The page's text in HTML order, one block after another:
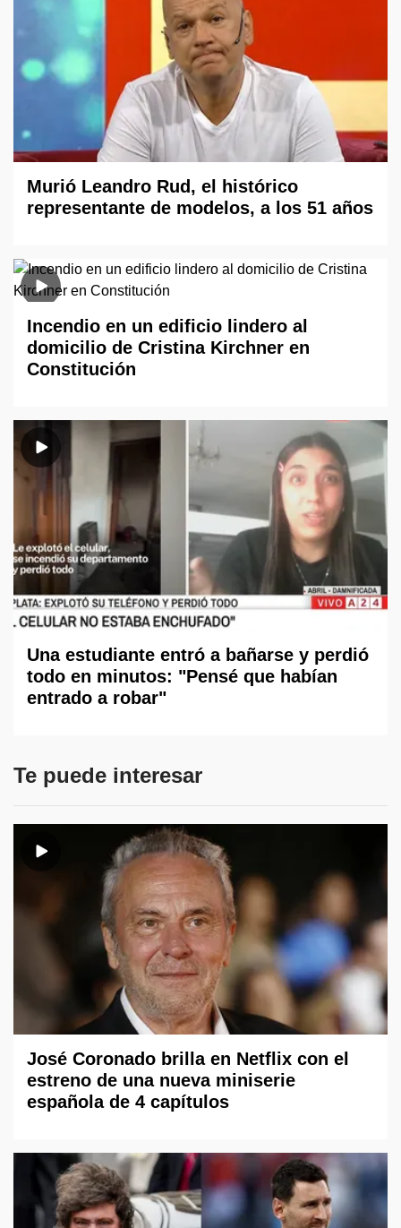
Murió Leandro Rud, el histórico
representante de modelos, a los 51 años
Incendio en un edificio lindero al
domicilio de Cristina Kirchner en
Constitución
Una estudiante entró a bañarse y perdió
todo en minutos: "Pensé que habían
entrado a robar"
Te puede interesar
José Coronado brilla en Netflix con el
estreno de una nueva miniserie
española de 4 capítulos